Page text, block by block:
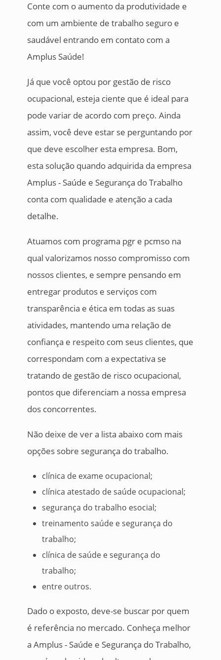
Conte com o aumento da produtividade e
com um ambiente de trabalho seguro e
saudável entrando em contato com a
Amplus Saúde!
Já que você optou por gestão de risco
ocupacional, esteja ciente que é ideal para
pode variar de acordo com preço. Ainda
assim, você deve estar se perguntando por
que deve escolher esta empresa. Bom,
esta solução quando adquirida da empresa
Amplus - Saúde e Segurança do Trabalho
conta com qualidade e atenção a cada
detalhe.
Atuamos com programa pgr e pcmso na
qual valorizamos nosso compromisso com
nossos clientes, e sempre pensando em
entregar produtos e serviços com
transparência e ética em todas as suas
atividades, mantendo uma relação de
confiança e respeito com seus clientes, que
correspondam com a expectativa se
tratando de gestão de risco ocupacional,
pontos que diferenciam a nossa empresa
dos concorrentes.
Não deixe de ver a lista abaixo com mais
opções sobre segurança do trabalho.
clínica de exame ocupacional;
clínica atestado de saúde ocupacional;
segurança do trabalho esocial;
treinamento saúde e segurança do
trabalho;
clínica de saúde e segurança do
trabalho;
entre outros.
Dado o exposto, deve-se buscar por quem
é referência no mercado. Conheça melhor
a Amplus - Saúde e Segurança do Trabalho,